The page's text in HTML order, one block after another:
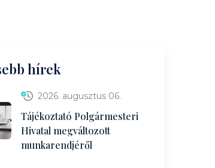
hírek
2026. augusztus 06.
Tájékoztató Polgármesteri
Hivatal megváltozott
munkarendjéről